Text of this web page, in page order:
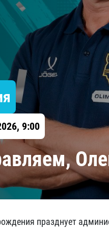
Локомотив
Северсталь
ЦСКА
Шанхайские Драконы
9:00
празднует